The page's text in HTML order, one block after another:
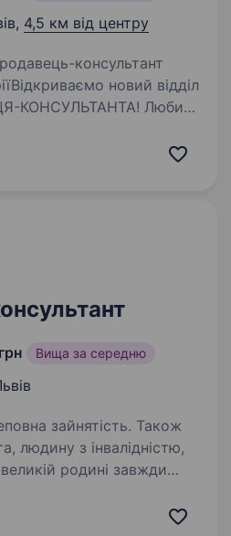
4,5 км від центру
новий відділ
КОНСУЛЬТАНТА! Любиш
ця вакансія саме для
Вища за середню
зайнятість. Також
людину з інвалідністю,